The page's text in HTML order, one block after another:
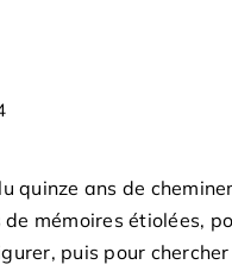
quinze ans de
de mémoires étiolées,
puis pour
a sombré au printemps
génocide décimant la
le pays.